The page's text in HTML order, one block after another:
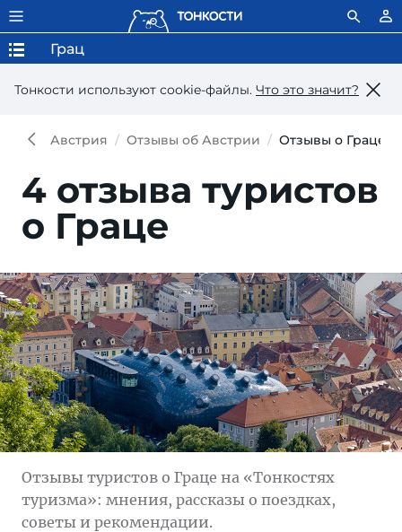
Тонкости используют сookie-файлы. Что это значит?
Грац
Австрия Отзывы об Австрии Отзывы о Граце
4 отзыва туристов
о Граце
Отзывы туристов о Граце на «Тонкостях
туризма»: мнения, рассказы о поездках,
советы и рекомендации.